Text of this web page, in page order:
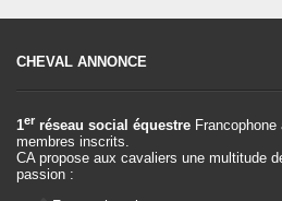
CHEVAL ANNONCE
1er réseau social équestre
membres inscrits.
CA propose aux cavaliers une multitude
passion :